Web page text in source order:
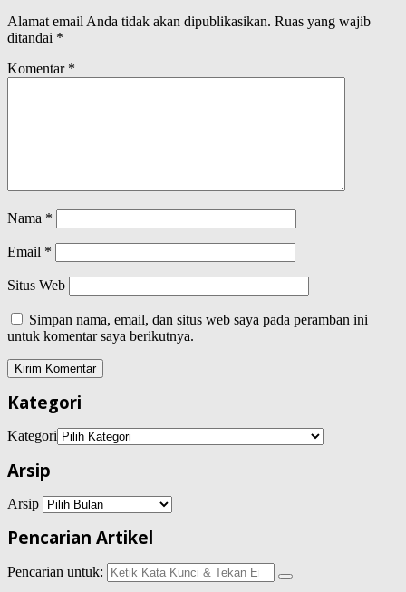
Alamat email Anda tidak akan dipublikasikan. Ruas yang wajib
ditandai *
Komentar *
Nama *
Email *
Situs Web
Simpan nama, email, dan situs web saya pada peramban ini
untuk komentar saya berikutnya.
Kategori
Kategori
Arsip
Arsip
Pencarian Artikel
Pencarian untuk: